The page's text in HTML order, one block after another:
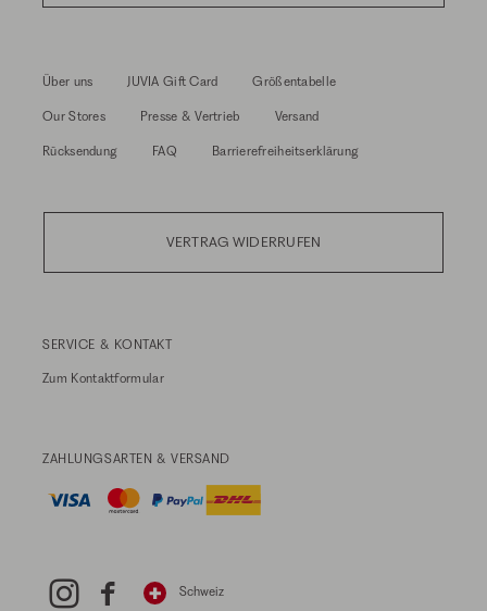
Über uns JUVIA Gift Card Größentabelle
Our Stores Presse & Vertrieb Versand
Rücksendung FAQ Barrierefreiheitserklärung
VERTRAG WIDERRUFEN
SERVICE & KONTAKT
Zum Kontaktformular
ZAHLUNGSARTEN & VERSAND
Schweiz